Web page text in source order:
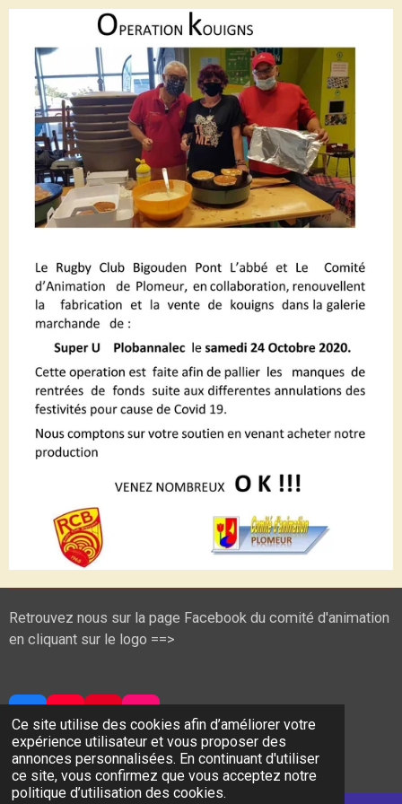
Ce site utilise des cookies afin d’améliorer votre
expérience utilisateur et vous proposer des
annonces personnalisées. En continuant d'utiliser
ce site, vous confirmez que vous acceptez notre
politique d’utilisation des cookies.
Retrouvez nous sur la page Facebook du comité d'animation
en cliquant sur le logo ==>
F
a
c
e
b
Y
o
u
T
u
P
i
n
t
e
I
n
s
t
a
© 2024 - 2026 Comité Animation Plomeur
Propulsé parWebador